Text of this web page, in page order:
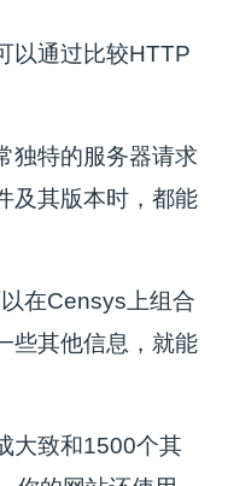
以通过比较HTTP
独特的服务器请求
及其版本时，都能
在Censys上组合
些其他信息，就能
大致和1500个其